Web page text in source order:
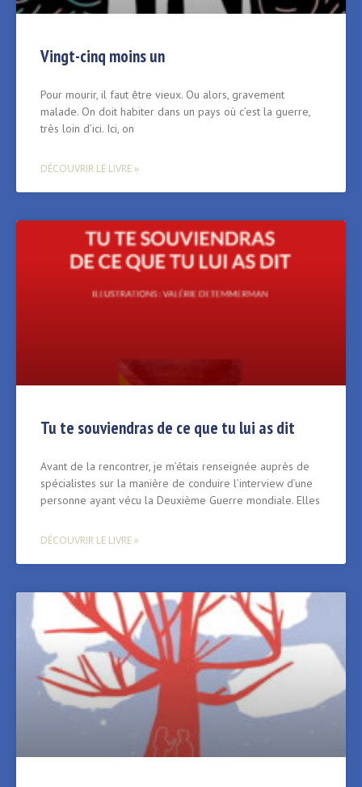
Vingt-cinq moins un
Pour mourir, il faut être vieux. Ou alors, gravement
malade. On doit habiter dans un pays où c’est la guerre,
très loin d’ici. Ici, on
DÉCOUVRIR LE LIVRE »
Tu te souviendras de ce que tu lui as dit
Avant de la rencontrer, je m’étais renseignée auprès de
spécialistes sur la manière de conduire l’interview d’une
personne ayant vécu la Deuxième Guerre mondiale. Elles
DÉCOUVRIR LE LIVRE »